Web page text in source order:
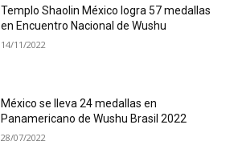
Templo Shaolin México logra 57 medallas
en Encuentro Nacional de Wushu
14/11/2022
México se lleva 24 medallas en
Panamericano de Wushu Brasil 2022
28/07/2022